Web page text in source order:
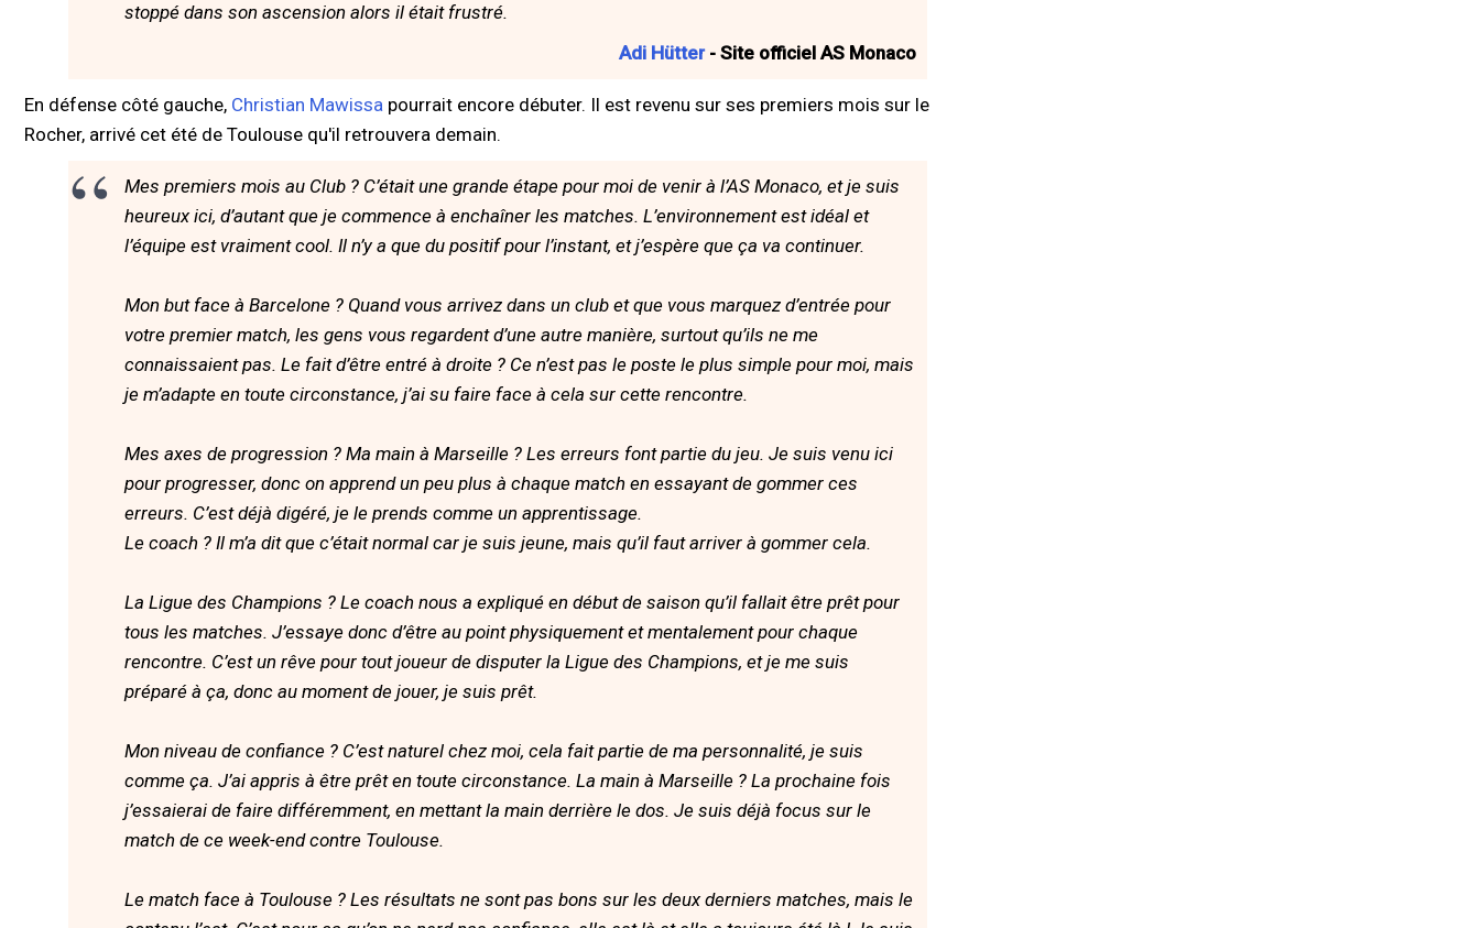
stoppé dans son ascension alors il était frustré.
Adi Hütter- Site officiel AS Monaco
En défense côté gauche, Christian Mawissa pourrait encore débuter. Il est revenu sur ses premiers mois sur le
Rocher, arrivé cet été de Toulouse qu'il retrouvera demain.
Mes premiers mois au Club ? C’était une grande étape pour moi de venir à l’AS Monaco, et je suis
heureux ici, d’autant que je commence à enchaîner les matches. L’environnement est idéal et
l’équipe est vraiment cool. Il n’y a que du positif pour l’instant, et j’espère que ça va continuer.
Mon but face à Barcelone ? Quand vous arrivez dans un club et que vous marquez d’entrée pour
votre premier match, les gens vous regardent d’une autre manière, surtout qu’ils ne me
connaissaient pas. Le fait d’être entré à droite ? Ce n’est pas le poste le plus simple pour moi, mais
je m’adapte en toute circonstance, j’ai su faire face à cela sur cette rencontre.
Mes axes de progression ? Ma main à Marseille ? Les erreurs font partie du jeu. Je suis venu ici
pour progresser, donc on apprend un peu plus à chaque match en essayant de gommer ces
erreurs. C’est déjà digéré, je le prends comme un apprentissage.
Le coach ? Il m’a dit que c’était normal car je suis jeune, mais qu’il faut arriver à gommer cela.
La Ligue des Champions ? Le coach nous a expliqué en début de saison qu’il fallait être prêt pour
tous les matches. J’essaye donc d’être au point physiquement et mentalement pour chaque
rencontre. C’est un rêve pour tout joueur de disputer la Ligue des Champions, et je me suis
préparé à ça, donc au moment de jouer, je suis prêt.
Mon niveau de confiance ? C’est naturel chez moi, cela fait partie de ma personnalité, je suis
comme ça. J’ai appris à être prêt en toute circonstance. La main à Marseille ? La prochaine fois
j’essaierai de faire différemment, en mettant la main derrière le dos. Je suis déjà focus sur le
match de ce week-end contre Toulouse.
Le match face à Toulouse ? Les résultats ne sont pas bons sur les deux derniers matches, mais le